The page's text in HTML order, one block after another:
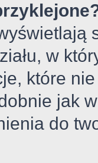
w
które
jak
do